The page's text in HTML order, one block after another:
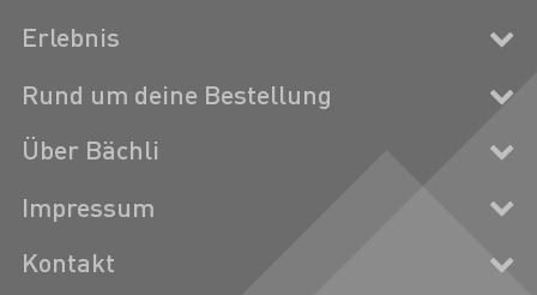
Erlebnis
Rund um deine Bestellung
Über Bächli
Impressum
Kontakt